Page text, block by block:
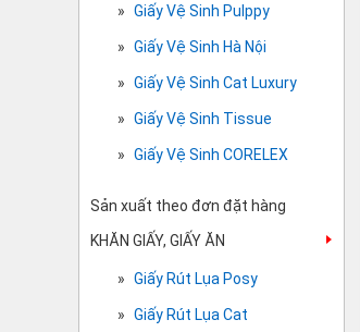
Giấy Vệ Sinh Pulppy
Giấy Vệ Sinh Hà Nội
Giấy Vệ Sinh Cat Luxury
Giấy Vệ Sinh Tissue
Giấy Vệ Sinh CORELEX
Sản xuất theo đơn đặt hàng
KHĂN GIẤY, GIẤY ĂN
Giấy Rút Lụa Posy
Giấy Rút Lụa Cat